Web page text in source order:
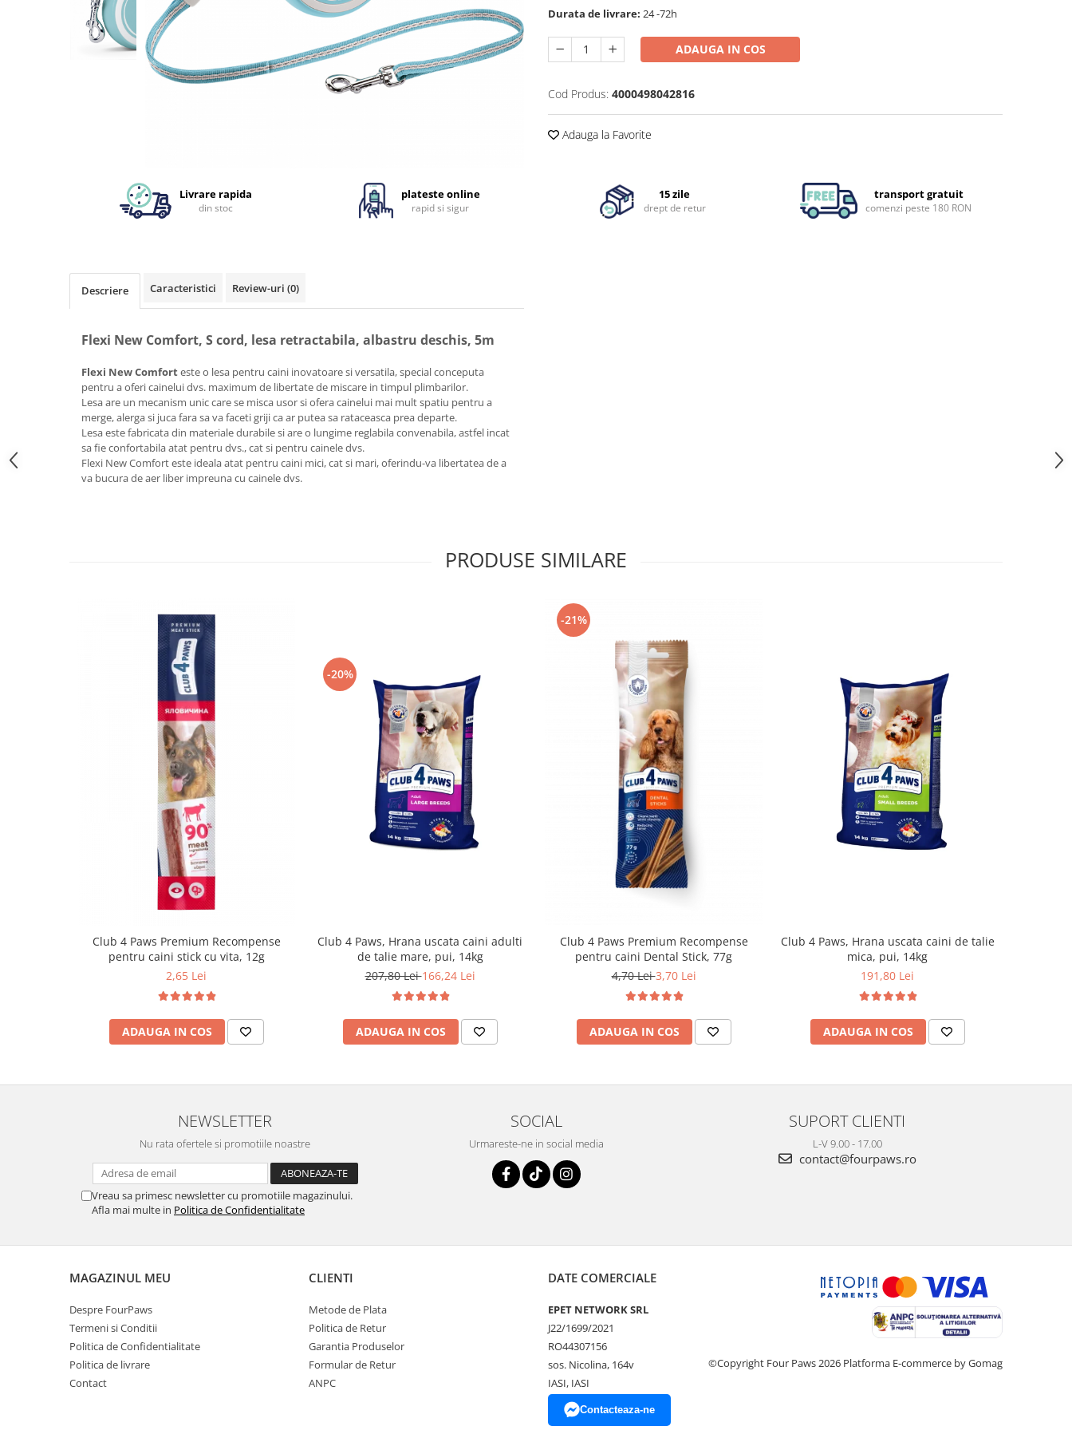
Durata de livrare: 24 -72h
ADAUGA IN COS
Cod Produs: 4000498042816
Adauga la Favorite
Livrare rapida
din stoc
plateste online
rapid si sigur
15 zile
drept de retur
transport gratuit
comenzi peste 180 RON
Descriere Caracteristici Review-uri (0)
Flexi New Comfort, S cord, lesa retractabila, albastru deschis, 5m
Flexi New Comforteste o lesa pentru caini inovatoare si versatila, special conceputa
pentru a oferi cainelui dvs. maximum de libertate de miscare in timpul plimbarilor.
Lesa are un mecanism unic care se misca usor si ofera cainelui mai mult spatiu pentru a
merge, alerga si juca fara sa va faceti griji ca ar putea sa rataceasca prea departe.
Lesa este fabricata din materiale durabile si are o lungime reglabila convenabila, astfel incat
sa fie confortabila atat pentru dvs., cat si pentru cainele dvs.
Flexi New Comfort este ideala atat pentru caini mici, cat si mari, oferindu-va libertatea de a
va bucura de aer liber impreuna cu cainele dvs.
PRODUSE SIMILARE
Club 4 Paws Premium Recompense
pentru caini stick cu vita, 12g
2,65 Lei
ADAUGA IN COS
-20%
Club 4 Paws, Hrana uscata caini adulti
de talie mare, pui, 14kg
207,80 Lei166,24 Lei
ADAUGA IN COS
-21%
Club 4 Paws Premium Recompense
pentru caini Dental Stick, 77g
4,70 Lei3,70 Lei
ADAUGA IN COS
Club 4 Paws, Hrana uscata caini de talie
mica, pui, 14kg
191,80 Lei
ADAUGA IN COS
NEWSLETTER
Nu rata ofertele si promotiile noastre
Vreau sa primesc newsletter cu promotiile magazinului.
Afla mai multe in Politica de Confidentialitate
SOCIAL
Urmareste-ne in social media
SUPORT CLIENTI
L-V 9.00 - 17.00
contact@fourpaws.ro
MAGAZINUL MEU
Despre FourPaws
Termeni si Conditii
Politica de Confidentialitate
Politica de livrare
Contact
CLIENTI
Metode de Plata
Politica de Retur
Garantia Produselor
Formular de Retur
ANPC
DATE COMERCIALE
EPET NETWORK SRL
J22/1699/2021
RO44307156
sos. Nicolina, 164v
IASI, IASI
Contacteaza-ne
©Copyright Four Paws 2026 Platforma E-commerce by Gomag